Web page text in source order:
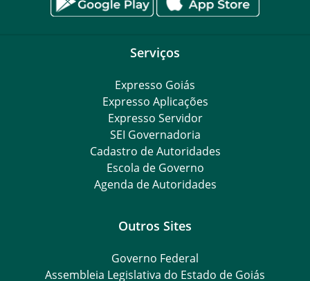
Serviços
Expresso Goiás
Expresso Aplicações
Expresso Servidor
SEI Governadoria
Cadastro de Autoridades
Escola de Governo
Agenda de Autoridades
Outros Sites
Governo Federal
Assembleia Legislativa do Estado de Goiás